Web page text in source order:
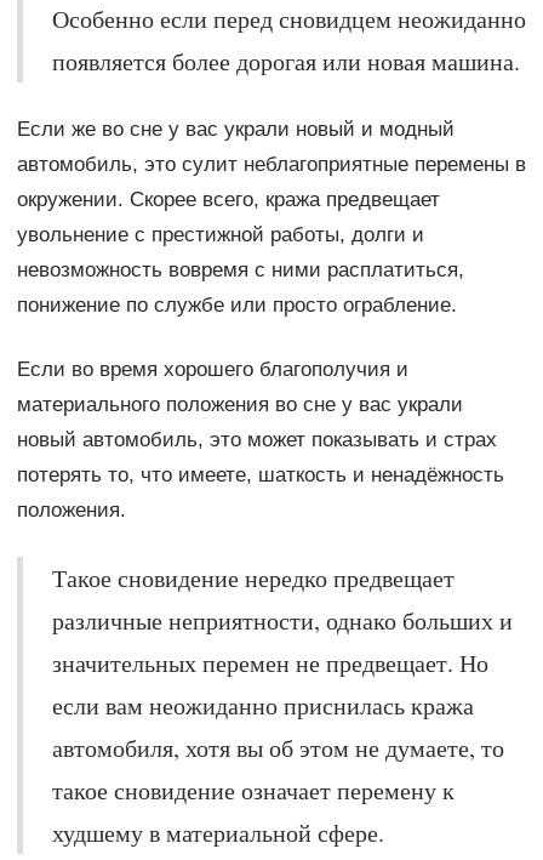
Особенно если перед сновидцем неожиданно
появляется более дорогая или новая машина.
Если же во сне у вас украли новый и модный
автомобиль, это сулит неблагоприятные перемены в
окружении. Скорее всего, кража предвещает
увольнение с престижной работы, долги и
невозможность вовремя с ними расплатиться,
понижение по службе или просто ограбление.
Если во время хорошего благополучия и
материального положения во сне у вас украли
новый автомобиль, это может показывать и страх
потерять то, что имеете, шаткость и ненадёжность
положения.
Такое сновидение нередко предвещает
различные неприятности, однако больших и
значительных перемен не предвещает. Но
если вам неожиданно приснилась кража
автомобиля, хотя вы об этом не думаете, то
такое сновидение означает перемену к
худшему в материальной сфере.